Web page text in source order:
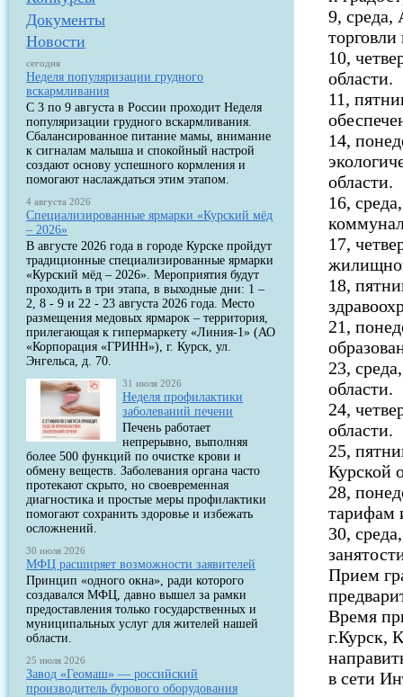
Документы
Новости
сегодня
Неделя популяризации грудного
вскармливания
С 3 по 9 августа в России проходит Неделя
популяризации грудного вскармливания.
Сбалансированное питание мамы, внимание
к сигналам малыша и спокойный настрой
создают основу успешного кормления и
помогают наслаждаться этим этапом.
4 августа 2026
Специализированные ярмарки «Курский мёд
– 2026»
В августе 2026 года в городе Курске пройдут
традиционные специализированные ярмарки
«Курский мёд – 2026». Мероприятия будут
проходить в три этапа, в выходные дни: 1 –
2, 8 - 9 и 22 - 23 августа 2026 года. Место
размещения медовых ярмарок – территория,
прилегающая к гипермаркету «Линия-1» (АО
«Корпорация «ГРИНН»), г. Курск, ул.
Энгельса, д. 70.
31 июля 2026
Неделя профилактики
заболеваний печени
Печень работает
непрерывно, выполняя
более 500 функций по очистке крови и
обмену веществ. Заболевания органа часто
протекают скрыто, но своевременная
диагностика и простые меры профилактики
помогают сохранить здоровье и избежать
осложнений.
30 июля 2026
МФЦ расширяет возможности заявителей
Принцип «одного окна», ради которого
создавался МФЦ, давно вышел за рамки
предоставления только государственных и
муниципальных услуг для жителей нашей
области.
25 июля 2026
Завод «Геомаш» — российский
производитель бурового оборудования
9, среда,
10,
области.
11,
14,
области.
16,
17,
18,
21,
23,
области.
24,
области.
25,
Курской
28,
тарифам
30,
Прием
Время
г.Курск,
в сети